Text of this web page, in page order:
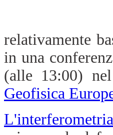
relativamente
in una
(alle 13:00)
Geofisica